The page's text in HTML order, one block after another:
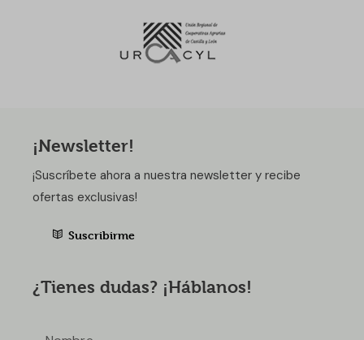
¡Newsletter!
¡Suscríbete ahora a nuestra newsletter y recibe
ofertas exclusivas!
Suscribirme
¿Tienes dudas? ¡Háblanos!